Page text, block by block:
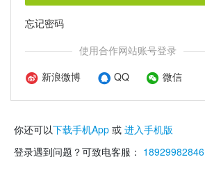
忘记密码
使用合作网站账号登录
新浪微博
QQ 微信
你还可以下载手机App 或 进入手机版
登录遇到问题？可致电客服： 18929982846